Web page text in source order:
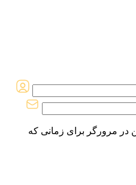
در مرورگر برای زمانی که